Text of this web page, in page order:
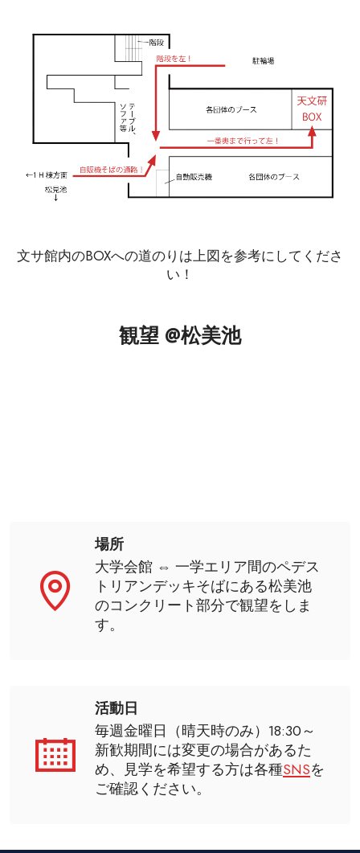
文サ館内のBOXへの道のりは上図を参考にしてくださ
い！
観望 @松美池
場所
大学会館 ⇔ 一学エリア間のペデス
トリアンデッキそばにある松美池
のコンクリート部分で観望をしま
す。
活動日
毎週金曜日（晴天時のみ）18:30～
新歓期間には変更の場合があるた
め、見学を希望する方は各種SNSを
ご確認ください。